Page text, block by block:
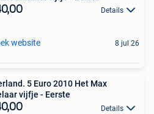
Details
website 8 jul 26
5 Euro 2010 Het Max
vijfje - Eerste
Details